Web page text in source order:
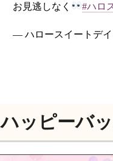
お見逃しなく
#ハロ
— ハロースイートデイ
ハッピーバ